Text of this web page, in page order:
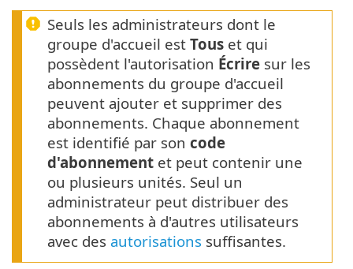
Seuls les administrateurs dont le
groupe d'accueil est Tous et qui
possèdent l'autorisation Écrire sur les
abonnements du groupe d'accueil
peuvent ajouter et supprimer des
abonnements. Chaque abonnement
est identifié par son code
d'abonnement et peut contenir une
ou plusieurs unités. Seul un
administrateur peut distribuer des
abonnements à d'autres utilisateurs
avec des autorisations suffisantes.